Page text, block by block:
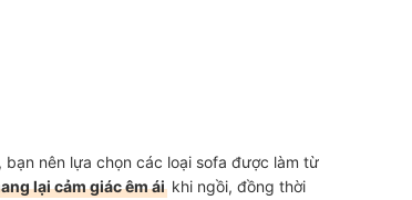
nên lựa chọn các loại sofa được làm từ
lại cảm giác êm ái khi ngồi, đồng thời